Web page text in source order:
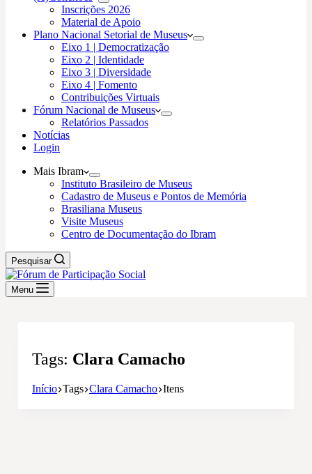
Inscrições 2026
Material de Apoio
Plano Nacional Setorial de Museus
Eixo 1 | Democratização
Eixo 2 | Identidade
Eixo 3 | Diversidade
Eixo 4 | Fomento
Contribuições Virtuais
Fórum Nacional de Museus
Relatórios Passados
Notícias
Login
Mais Ibram
Instituto Brasileiro de Museus
Cadastro de Museus e Pontos de Memória
Brasiliana Museus
Visite Museus
Centro de Documentação do Ibram
Pesquisar
Menu
Tags Clara Camacho
Início Tags Clara Camacho Itens